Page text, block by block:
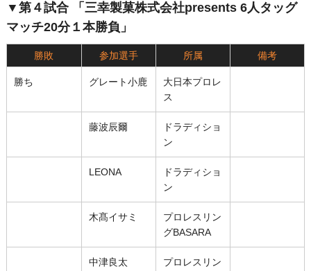
▼第４試合 「三幸製菓株式会社presents 6人タッグ
マッチ20分１本勝負」
勝敗 参加選手 所属 備考
勝ち グレート小鹿
大日本プロレ
ス
藤波辰爾
ドラディショ
ン
LEONA
ドラディショ
ン
木髙イサミ
プロレスリン
グBASARA
中津良太
プロレスリン